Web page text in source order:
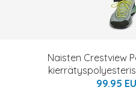
Naisten Crestview
99.95